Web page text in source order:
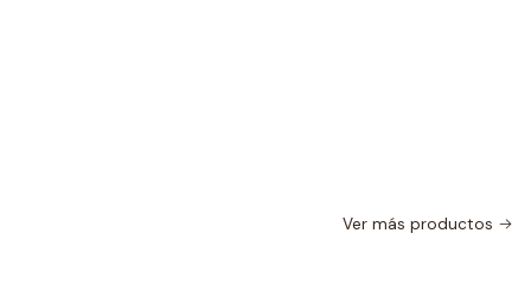
Ver más productos